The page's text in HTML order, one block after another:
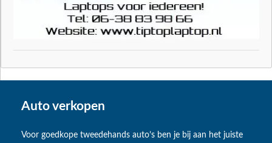
Auto verkopen
Voor goedkope tweedehands auto’s ben je bij aan het juiste